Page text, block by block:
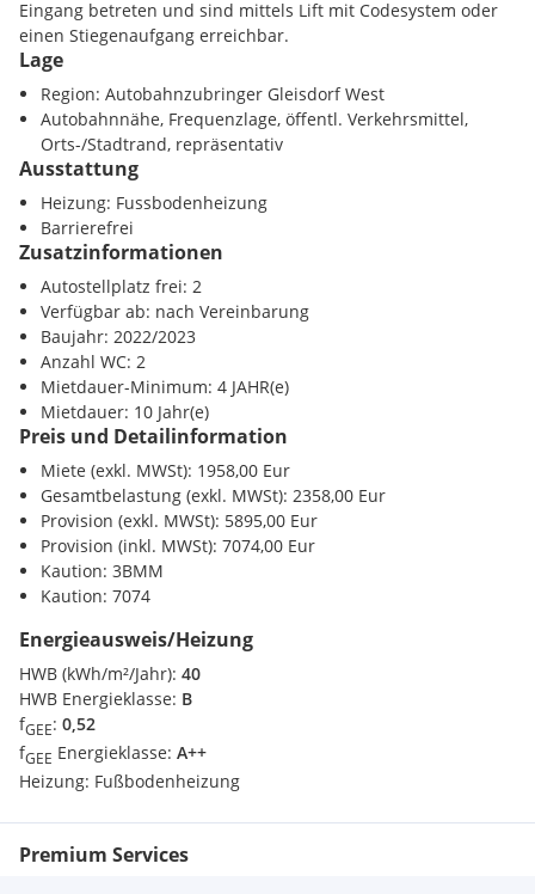
Eingang betreten und sind mittels Lift mit Codesystem oder
einen Stiegenaufgang erreichbar.
Zwei WC-Anlagen (Damen u. Herren) sind der Mietfläche
zugehörig.
Des Weiteren sind die Anschlüsse für eine Teeküche
vorhanden.
Das gesamte Gebäude wird mit Fußbodenheizung über eine
Luftwärmepumpe beheizt, eine Klimaanlage sorgt im Sommer
für angenehme Temperaturen.
Die Fußböden können z. B. mit Fliesen- bzw. Kunstharzboden
ausgestattet werden.
Die moderne Technik der Datenleitungen (Glasfaser-Internet)
und die hochwertige Ausstattung der Bürofläche bieten die
besten Voraussetzungen für einen erfolgreichen
Unternehmensstandort.
Zwei Freiparkplätze sind im Mietpreis inbegriffen,
Kundenparkplätze sind ebenfalls vorhanden.
Weiters gibt es die Möglichkeit, weitere Parkplätze
anzumieten.
Durch die hervorragende Lage nahe dem Autobahnzubringer
Gleisdorf-West eignet sich dieses Objekt bestens als neuer
Firmenstandort.
Eine Einkaufsmöglichkeit, sowie Restaurants und öffentliche
Verkehrsmittel sind in wenigen Gehminuten zu erreichen.
Der angegebene Mietpreis beinhaltet den Hauptmietzins
Die Heizkosten werden nach Verbrauch berechnet.
Lage
Region: Autobahnzubringer Gleisdorf West
Autobahnnähe, Frequenzlage, öffentl. Verkehrsmittel,
Orts-/Stadtrand, repräsentativ
Ausstattung
Heizung: Fussbodenheizung
Barrierefrei
Zusatzinformationen
Autostellplatz frei: 2
Verfügbar ab: nach Vereinbarung
Baujahr: 2022/2023
Anzahl WC: 2
Mietdauer-Minimum: 4 JAHR(e)
Mietdauer: 10 Jahr(e)
Preis und Detailinformation
Miete (exkl. MWSt): 1958,00 Eur
Gesamtbelastung (exkl. MWSt): 2358,00 Eur
Provision (exkl. MWSt): 5895,00 Eur
Provision (inkl. MWSt): 7074,00 Eur
Kaution: 3BMM
Kaution: 7074
Energieausweis/Heizung
HWB (kWh/m²/Jahr): 40
HWB Energieklasse: B
fGEE: 0,52
fGEE Energieklasse: A++
Heizung: Fußbodenheizung
Premium Services